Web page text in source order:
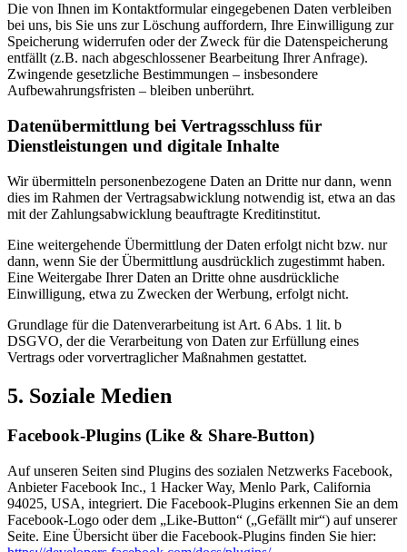
Die von Ihnen im Kontaktformular eingegebenen Daten verbleiben
bei uns, bis Sie uns zur Löschung auffordern, Ihre Einwilligung zur
Speicherung widerrufen oder der Zweck für die Datenspeicherung
entfällt (z.B. nach abgeschlossener Bearbeitung Ihrer Anfrage).
Zwingende gesetzliche Bestimmungen – insbesondere
Aufbewahrungsfristen – bleiben unberührt.
Datenübermittlung bei Vertragsschluss für
Dienstleistungen und digitale Inhalte
Wir übermitteln personenbezogene Daten an Dritte nur dann, wenn
dies im Rahmen der Vertragsabwicklung notwendig ist, etwa an das
mit der Zahlungsabwicklung beauftragte Kreditinstitut.
Eine weitergehende Übermittlung der Daten erfolgt nicht bzw. nur
dann, wenn Sie der Übermittlung ausdrücklich zugestimmt haben.
Eine Weitergabe Ihrer Daten an Dritte ohne ausdrückliche
Einwilligung, etwa zu Zwecken der Werbung, erfolgt nicht.
Grundlage für die Datenverarbeitung ist Art. 6 Abs. 1 lit. b
DSGVO, der die Verarbeitung von Daten zur Erfüllung eines
Vertrags oder vorvertraglicher Maßnahmen gestattet.
5. Soziale Medien
Facebook-Plugins (Like & Share-Button)
Auf unseren Seiten sind Plugins des sozialen Netzwerks Facebook,
Anbieter Facebook Inc., 1 Hacker Way, Menlo Park, California
94025, USA, integriert. Die Facebook-Plugins erkennen Sie an dem
Facebook-Logo oder dem „Like-Button“ („Gefällt mir“) auf unserer
Seite. Eine Übersicht über die Facebook-Plugins finden Sie hier: